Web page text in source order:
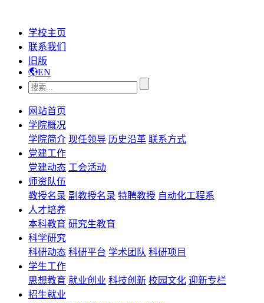
学校主页
联系我们
旧版
EN
网站首页
学院概况
学院简介 现任领导 历史沿革 联系方式
党建工作
党建动态 工会活动
师资队伍
教授名录 副教授名录 特聘教授 自动化工程系
人才培养
本科教育 研究生教育
科学研究
科研动态 科研平台 学术团队 科研项目
学生工作
思想教育 就业创业 科技创新 校园文化 迎新专栏
招生就业